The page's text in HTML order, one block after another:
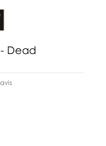
- Dead